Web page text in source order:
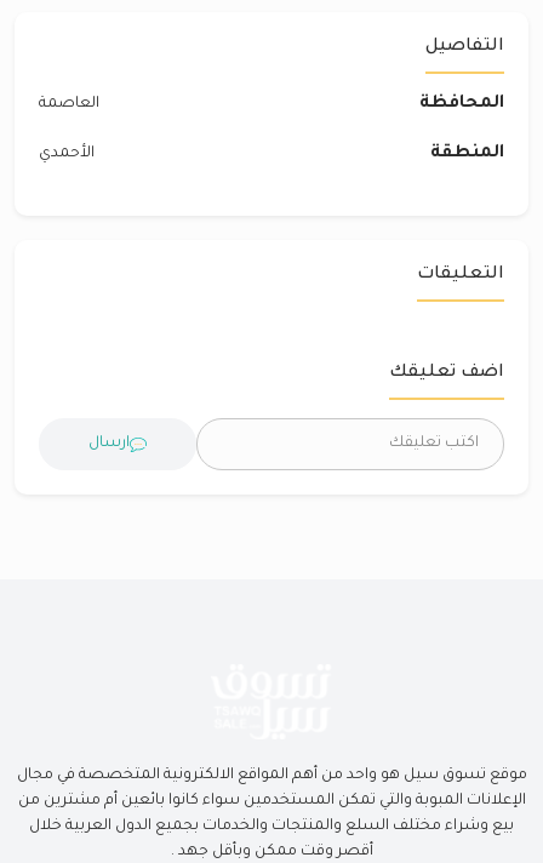
التفاصيل
المحافظة العاصمة
المنطقة الأحمدي
التعليقات
اضف تعليقك
ارسال
موقع تسوق سيل هو واحد من أهم المواقع الالكترونية المتخصصة في مجال
الإعلانات المبوبة والتي تمكن المستخدمين سواء كانوا بائعين أم مشترين من
بيع وشراء مختلف السلع والمنتجات والخدمات بجميع الدول العربية خلال
أقصر وقت ممكن وبأقل جهد .